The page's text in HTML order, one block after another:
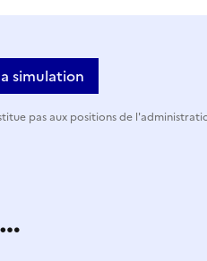
simulation
pas aux positions de